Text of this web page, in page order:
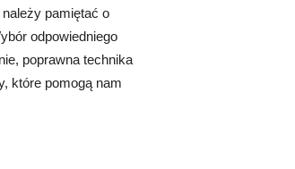
pamiętać o
odpowiedniego
poprawna technika
które pomogą nam